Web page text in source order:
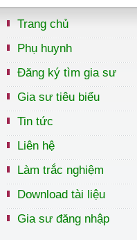
Trang chủ
Phụ huynh
Đăng ký tìm gia sư
Gia sư tiêu biểu
Tin tức
Liên hệ
Làm trắc nghiệm
Download tài liệu
Gia sư đăng nhập